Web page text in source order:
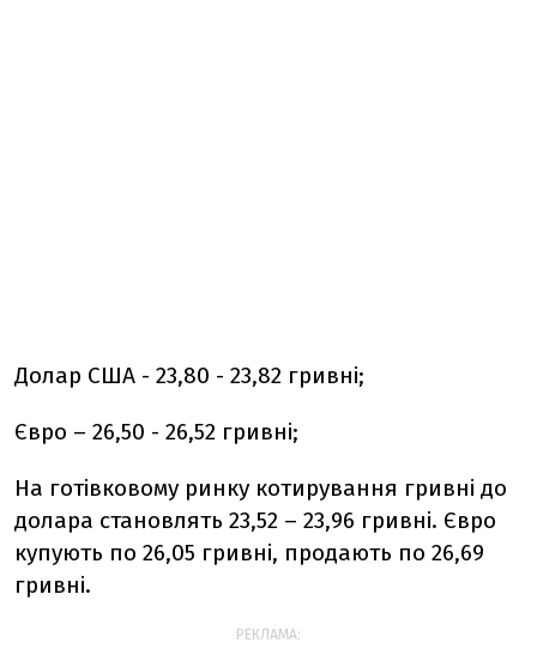
Долар США - 23,80 - 23,82 гривні;
Євро – 26,50 - 26,52 гривні;
На готівковому ринку котирування гривні до
долара становлять 23,52 – 23,96 гривні. Євро
купують по 26,05 гривні, продають по 26,69
гривні.
РЕКЛАМА: